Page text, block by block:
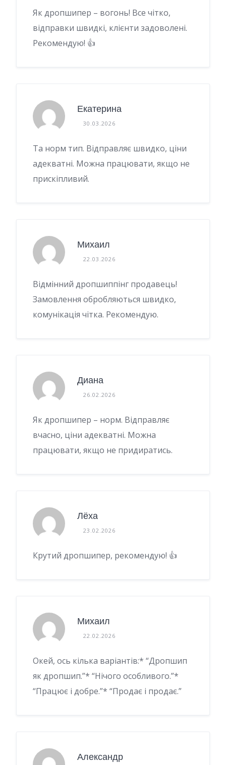
Як дропшипер – вогонь! Все чітко,
відправки швидкі, клієнти задоволені.
Рекомендую! 👍
Екатерина
30.03.2026
Та норм тип. Відправляє швидко, ціни
адекватні. Можна працювати, якщо не
прискіпливий.
Михаил
22.03.2026
Відмінний дропшиппінг продавець!
Замовлення обробляються швидко,
комунікація чітка. Рекомендую.
Диана
26.02.2026
Як дропшипер – норм. Відправляє
вчасно, ціни адекватні. Можна
працювати, якщо не придиратись.
Лёха
23.02.2026
Крутий дропшипер, рекомендую! 👍
Михаил
22.02.2026
Окей, ось кілька варіантів:* “Дропшип
як дропшип.”* “Нічого особливого.”*
“Працює і добре.”* “Продає і продає.”
Александр